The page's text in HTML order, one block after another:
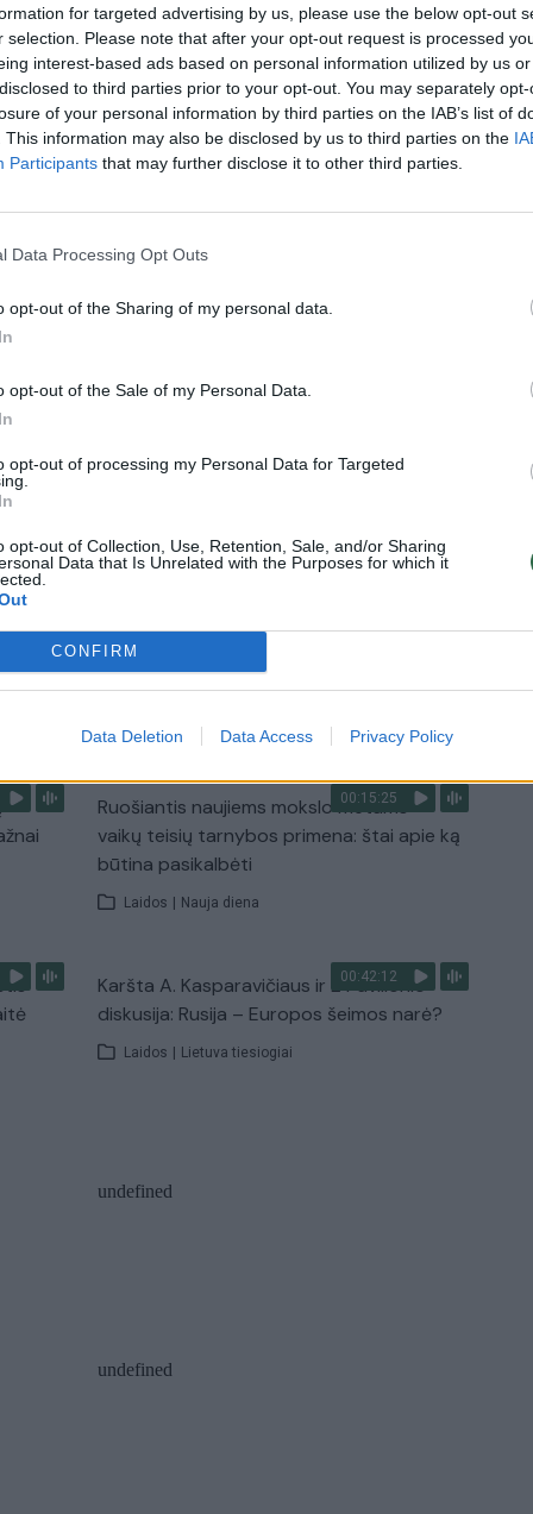
for targeted advertising by us, please use the below opt-out
selection. Please note that after your opt-out request is processed
interest-based ads based on personal information utilized by us
to third parties prior to your opt-out. You may separately
of your personal information by third parties on the IAB’s list of
This information may also be disclosed by us to third parties on the
Participants that may further disclose it to other third parties.
Data Processing Opt Outs
opt-out of the Sharing of my personal data.
opt-out of the Sale of my Personal Data.
opt-out of processing my Personal Data for Targeted
opt-out of Collection, Use, Retention, Sale, and/or Sharing
Data that Is Unrelated with the Purposes for which it
CONFIRM
Data Deletion Data Access Privacy Policy
ministras pirmininkas premjerė vizitas
–
užgaulūs įvardžiai
Nyderlanduose apgynė čempionų vardą
Visi įrašai
00:15:25
Ruošiantis naujiems mokslo metams –
vaikų teisių tarnybos primena: štai apie ką
būtina pasikalbėti
Laidos | Nauja diena
00:42:12
Karšta A. Kasparavičiaus ir Ž Pavilionio
diskusija: Rusija – Europos šeimos narė?
Laidos | Lietuva tiesiogiai